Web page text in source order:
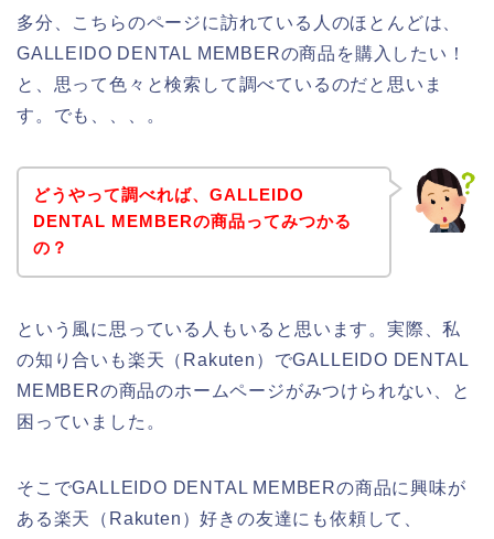
多分、こちらのページに訪れている人のほとんどは、
GALLEIDO DENTAL MEMBERの商品を購入したい！
と、思って色々と検索して調べているのだと思いま
す。でも、、、。
どうやって調べれば、GALLEIDO
DENTAL MEMBERの商品ってみつかる
の？
という風に思っている人もいると思います。実際、私
の知り合いも楽天（Rakuten）でGALLEIDO DENTAL
MEMBERの商品のホームページがみつけられない、と
困っていました。
そこでGALLEIDO DENTAL MEMBERの商品に興味が
ある楽天（Rakuten）好きの友達にも依頼して、